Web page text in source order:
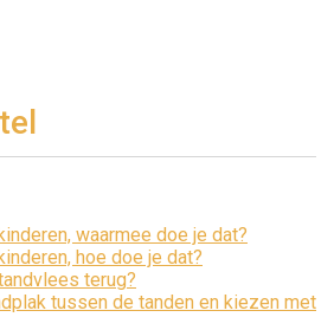
waarmee doe je dat?
hoe doe je dat?
terug?
tussen de tanden en kiezen met